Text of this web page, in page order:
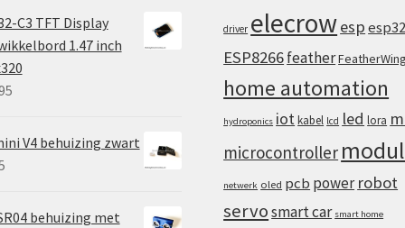
C3 TFT Display
1.47 inch
V4 behuizing zwart
behuizing met
driver elecrowesp
ESP8266feather
home automation
hydroponics iotkabel lcd led lora
microcontroller
netwerk oled pcb power robot
servosmart car smart home